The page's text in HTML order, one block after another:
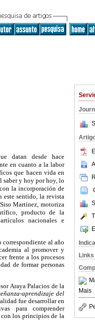
Mais
datan desde hace
en cuanto a la labor
que hacen vida en
saber y hoy por hoy, lo
la incorporación de
este sentido, la revista
Martínez, motoriza
producto de la
nacionales e
correspondiente al año
al promover y
frente a los procesos
de formar personas
Araya Palacios de la
aprendizaje del
fue desarrollar en
para comprender
los principios de la